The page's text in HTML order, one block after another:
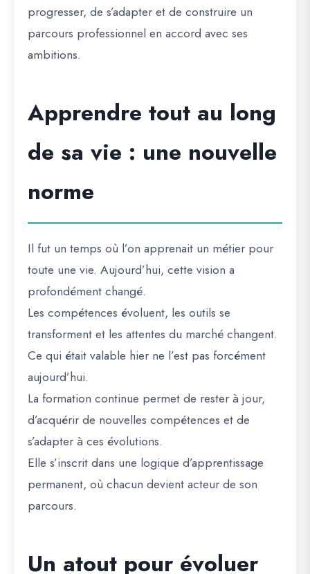
progresser, de s’adapter et de construire un
parcours professionnel en accord avec ses
ambitions.
Apprendre tout au long
de sa vie : une nouvelle
norme
Il fut un temps où l’on apprenait un métier pour
toute une vie. Aujourd’hui, cette vision a
profondément changé.
Les compétences évoluent, les outils se
transforment et les attentes du marché changent.
Ce qui était valable hier ne l’est pas forcément
aujourd’hui.
La formation continue permet de rester à jour,
d’acquérir de nouvelles compétences et de
s’adapter à ces évolutions.
Elle s’inscrit dans une logique d’apprentissage
permanent, où chacun devient acteur de son
parcours.
Un atout pour évoluer